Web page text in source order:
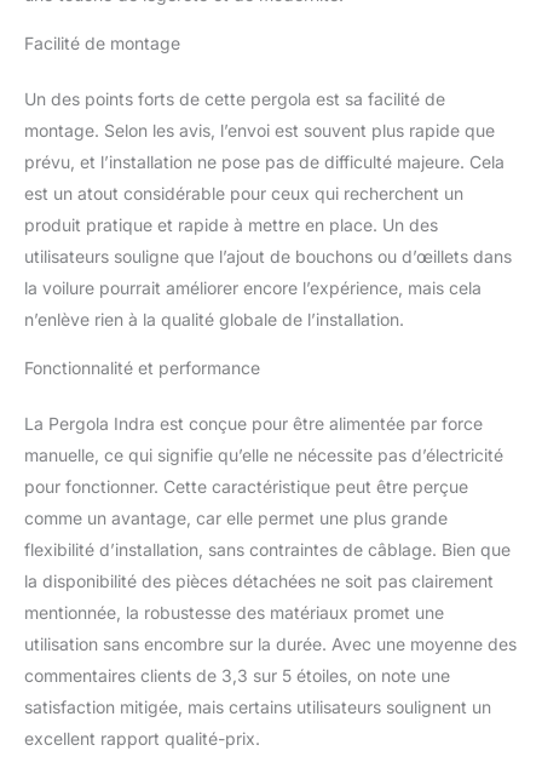
naturelle. Sa toiture,
petite), forment un
chapeau élégant
favorisant une circulation
d'air optimale. Fini les
journées étouffantes
sous le soleil. Que ce soit
pour aménager un coin
ombragé dans votre
jardin, sur votre terrasse
la tonnelle autoportante
praticité. Ses matériaux
de qualité et son design
en font un élément
central de votre espace
extérieur. Ne manquez
pas l'opportunité de
inoubliables avec cette
tonnelle exceptionnelle !
Facilité de montage
Un des points forts de cette pergola est sa facilité de
montage. Selon les avis, l’envoi est souvent plus rapide que
prévu, et l’installation ne pose pas de difficulté majeure. Cela
est un atout considérable pour ceux qui recherchent un
produit pratique et rapide à mettre en place. Un des
utilisateurs souligne que l’ajout de bouchons ou d’œillets dans
la voilure pourrait améliorer encore l’expérience, mais cela
n’enlève rien à la qualité globale de l’installation.
Fonctionnalité et performance
La Pergola Indra est conçue pour être alimentée par force
manuelle, ce qui signifie qu’elle ne nécessite pas d’électricité
pour fonctionner. Cette caractéristique peut être perçue
comme un avantage, car elle permet une plus grande
flexibilité d’installation, sans contraintes de câblage. Bien que
la disponibilité des pièces détachées ne soit pas clairement
mentionnée, la robustesse des matériaux promet une
utilisation sans encombre sur la durée. Avec une moyenne des
commentaires clients de 3,3 sur 5 étoiles, on note une
satisfaction mitigée, mais certains utilisateurs soulignent un
excellent rapport qualité-prix.